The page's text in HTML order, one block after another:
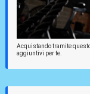
Acquistando tramite
aggiuntivi per te.